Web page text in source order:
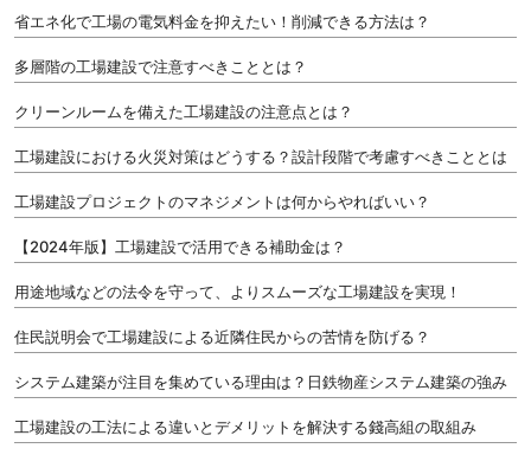
省エネ化で工場の電気料金を抑えたい！削減できる方法は？
多層階の工場建設で注意すべきこととは？
クリーンルームを備えた工場建設の注意点とは？
工場建設における火災対策はどうする？設計段階で考慮すべきこととは
工場建設プロジェクトのマネジメントは何からやればいい？
【2024年版】工場建設で活用できる補助金は？
用途地域などの法令を守って、よりスムーズな工場建設を実現！
住民説明会で工場建設による近隣住民からの苦情を防げる？
システム建築が注目を集めている理由は？日鉄物産システム建築の強み
工場建設の工法による違いとデメリットを解決する錢高組の取組み